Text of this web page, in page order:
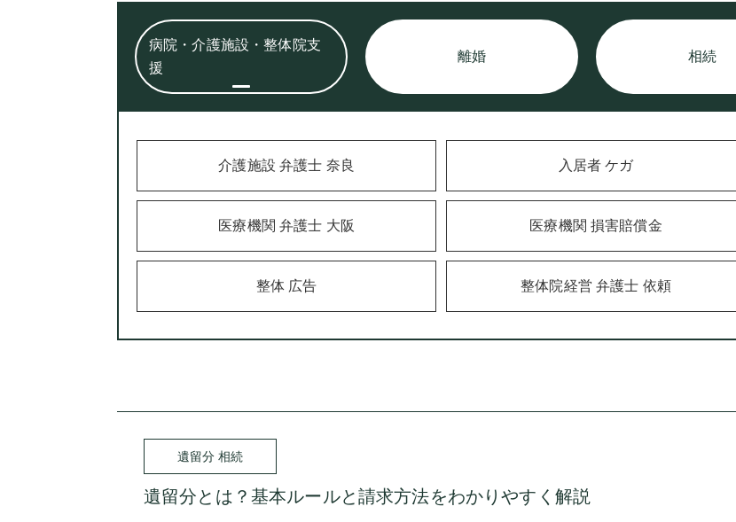
病院・介護施設・整体院支
援
離婚 相続
介護施設 弁護士 奈良 入居者 ケガ
医療機関 弁護士 大阪 医療機関 損害賠償金
整体 広告 整体院経営 弁護士 依頼
遺留分 相続
遺留分とは？基本ルールと請求方法をわかりやすく解説